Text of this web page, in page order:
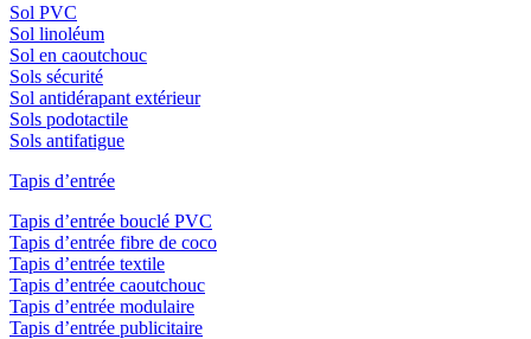
Sol PVC
Sol linoléum
Sol en caoutchouc
Sols sécurité
Sol antidérapant extérieur
Sols podotactile
Sols antifatigue
Tapis d’entrée
Tapis d’entrée bouclé PVC
Tapis d’entrée fibre de coco
Tapis d’entrée textile
Tapis d’entrée caoutchouc
Tapis d’entrée modulaire
Tapis d’entrée publicitaire